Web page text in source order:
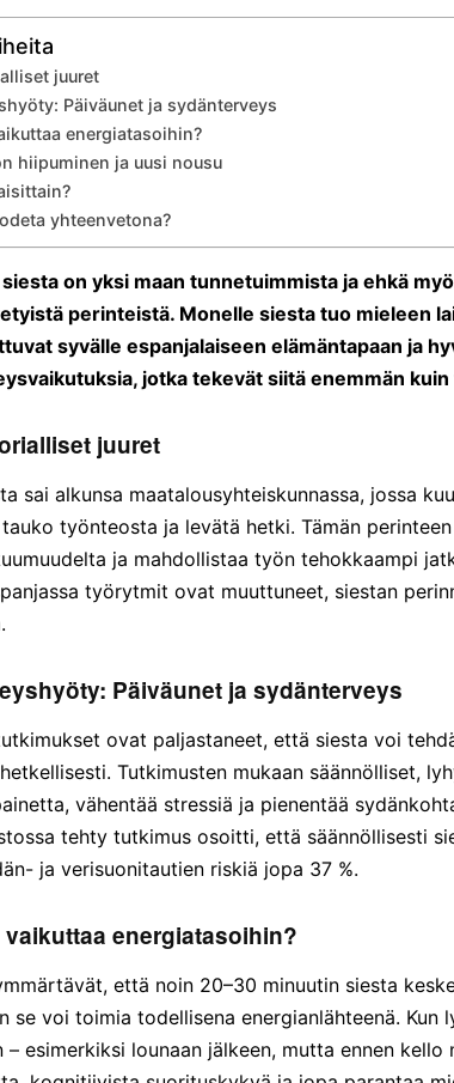
juuret
Päiväunet ja sydänterveys
energiatasoihin?
hiipuminen ja uusi nousu
yhteenvetona?
on yksi maan tunnetuimmista ja ehkä
perinteistä. Monelle siesta tuo mieleen
syvälle espanjalaiseen elämäntapaan ja
jotka tekevät siitä enemmän kuin
juuret
sai alkunsa maatalousyhteiskunnassa, jossa
työnteosta ja levätä hetki. Tämän
ja mahdollistaa työn tehokkaampi
työrytmit ovat muuttuneet, siestan
Päiväunet ja sydänterveys
ovat paljastaneet, että siesta voi
Tutkimusten mukaan säännölliset,
vähentää stressiä ja pienentää
tehty tutkimus osoitti, että säännöllisesti
ja verisuonitautien riskiä jopa 37 %.
energiatasoihin?
että noin 20–30 minuutin siesta
se voi toimia todellisena energianlähteenä. Kun
– esimerkiksi lounaan jälkeen, mutta ennen kello